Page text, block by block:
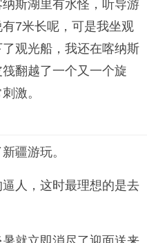
斯湖里有水怪，听导游
7米长呢，可是我坐观
观光船，我还在喀纳斯
翻越了一个又一个旋
激。
疆游玩。
人，这时最理想的是去